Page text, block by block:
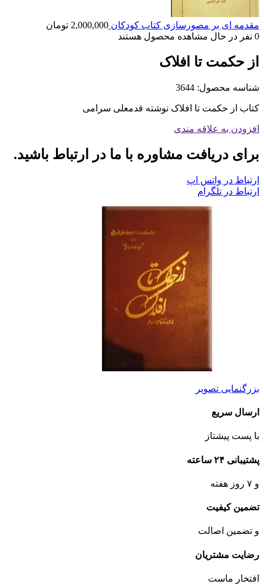
مقدمه ای بر مصورسازی کتاب کودکان 2,000,000 تومان
0 نفر در حال مشاهده محصول هستند
از حکمت تا افلاک
شناسه محصول: 3644
کتاب از حکمت تا افلاک نوشته قدمعلی سرامی
افزودن به علاقه مندی
برای دریافت مشاوره با ما در ارتباط باشید.
ارتباط در واتس اپ
ارتباط در تلگرام
بزرگنمایی تصویر
ارسال سریع
با پست پیشتاز
پشتیبانی ۲۴ ساعته
و ۷ روز هفته
تضمین کیفیت
و تضمین اصالت
رضایت مشتریان
افتخار ماست